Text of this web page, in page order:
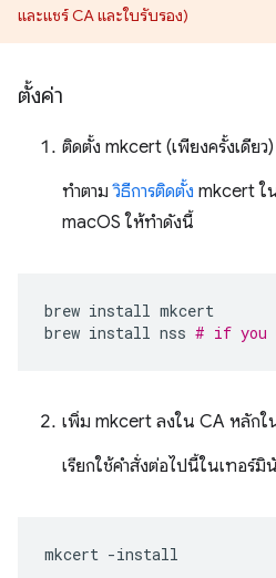
และแชร์ CA และใบรับรอง)
ตั้งค่า
ติดตั้ง mkcert (เพียงครั้งเดียว)
ทำตามวิธีการติดตั้ง mkcert ใ
macOS ให้ทำดังนี้
brew install mkcert
brew install nss # if you
เพิ่ม mkcert ลงใน CA หลักใ
เรียกใช้คำสั่งต่อไปนี้ในเทอร์มิ
mkcert